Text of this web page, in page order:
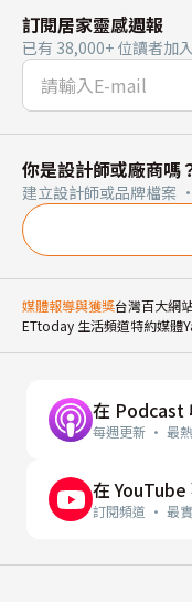
訂閱居家靈感週報
已有 38,000+ 位讀者加入
你是設計師或廠商嗎
建立設計師或品牌檔案
媒體報導與獲獎台灣百大網
ETtoday 生活頻道特約媒體
在 Podcast
每週更新 · 最
在
訂閱頻道 · 最